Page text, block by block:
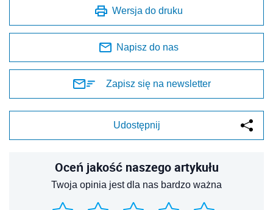
Wersja do druku
Napisz do nas
Zapisz się na newsletter
Udostępnij
Oceń jakość naszego artykułu
Twoja opinia jest dla nas bardzo ważna